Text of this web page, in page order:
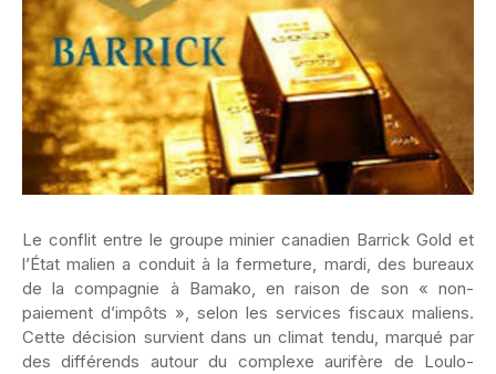
Le conflit entre le groupe minier canadien Barrick Gold et
l’État malien a conduit à la fermeture, mardi, des bureaux
de la compagnie à Bamako, en raison de son « non-
paiement d’impôts », selon les services fiscaux maliens.
Cette décision survient dans un climat tendu, marqué par
des différends autour du complexe aurifère de Loulo-